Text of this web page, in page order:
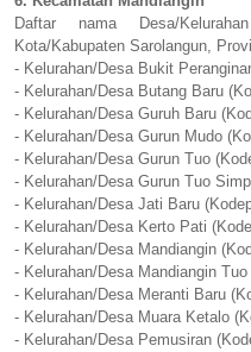
Daftar nama Desa/
Kota/Kabupaten Sarolangun,
- Kelurahan/Desa Bukit
- Kelurahan/Desa Butang Baru
- Kelurahan/Desa Guruh Baru
- Kelurahan/Desa Gurun Mudo
- Kelurahan/Desa Gurun Tuo
- Kelurahan/Desa Gurun Tuo
- Kelurahan/Desa Jati Baru
- Kelurahan/Desa Kerto Pati
- Kelurahan/Desa Mandiangin
- Kelurahan/Desa Mandiangin
- Kelurahan/Desa Meranti Baru
- Kelurahan/Desa Muara Ketalo
- Kelurahan/Desa Pemusiran